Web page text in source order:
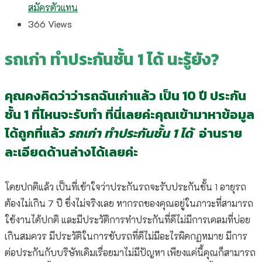
สมัครตัวแทน
366 Views
รถเก่า ทำประกันชั้น 1 ได้ นะรู้ยัง?
คุณคงคิดว่าว่ารถฉันเก่าแล้ว เป็น 10 ปี ประกัน
ชั้น 1 ที่ไหนจะรับทำ ที่นี่เลยค่ะคุณเข้ามาหาข้อมูล
ได้ถูกที่แล้วรถเก่า ทำประกันชั้น 1 ได้ อ่านราย
ละเอียดด้านล่างได้เลยค่ะ
โดยปกติแล้ว เป็นที่เข้าใจว่าประกันรถจะรับประกันชั้น 1 อายุรถ
ต้องไม่เกิน 7 ปี ซึ่งไม่จริงเลย หากรถของคุณอยู่ในภาวะที่สามารถ
ใช้งานได้ปกติ และมีประวัติการทำประกันที่ดีไม่มีการเคลมที่บ่อย
เกินสมควร มีประวัติในการขับรถที่ดีไม่มีอะไรผิดกฏหมาย มีการ
ต่อประกันกับบริษัทเดิมเรื่อยมาไม่มีปัญหา เพียงแค่นี้คุณก็สามารถ